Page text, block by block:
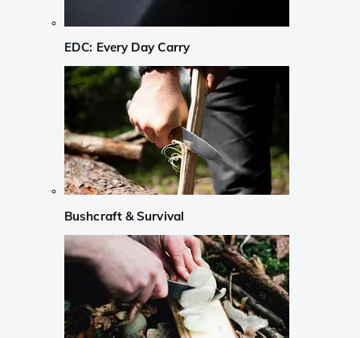
EDC: Every Day Carry
Bushcraft & Survival